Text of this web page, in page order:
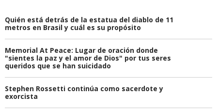
Quién está detrás de la estatua del diablo de 11
metros en Brasil y cuál es su propósito
Memorial At Peace: Lugar de oración donde
"sientes la paz y el amor de Dios" por tus seres
queridos que se han suicidado
Stephen Rossetti continúa como sacerdote y
exorcista